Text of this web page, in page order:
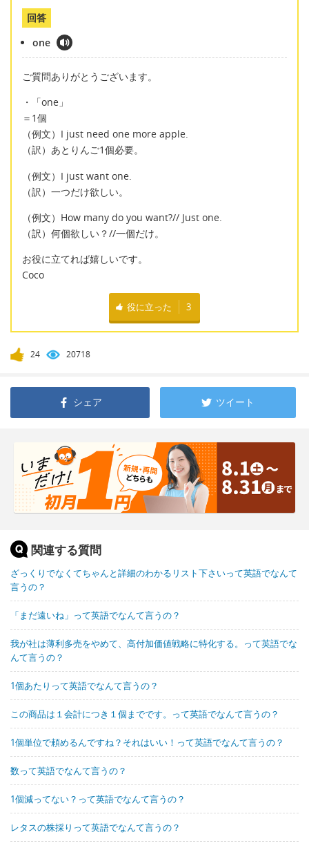
回答
one
ご質問ありがとうございます。
・「one」
＝1個
（例文）I just need one more apple.
（訳）あとりんご1個必要。
（例文）I just want one.
（訳）一つだけ欲しい。
（例文）How many do you want?// Just one.
（訳）何個欲しい？//一個だけ。
お役に立てれば嬉しいです。
Coco
役に立った 3
24 20718
シェア ツイート
関連する質問
ざっくりでなくてちゃんと詳細のわかるリスト下さいって英語でなんて
言うの？
「まだ遠いね」って英語でなんて言うの？
我が社は薄利多売をやめて、高付加価値戦略に特化する。って英語でな
んて言うの？
1個あたりって英語でなんて言うの？
この商品は１会計につき１個までです。って英語でなんて言うの？
1個単位で頼めるんですね？それはいい！って英語でなんて言うの？
数って英語でなんて言うの？
1個減ってない？って英語でなんて言うの？
レタスの株採りって英語でなんて言うの？